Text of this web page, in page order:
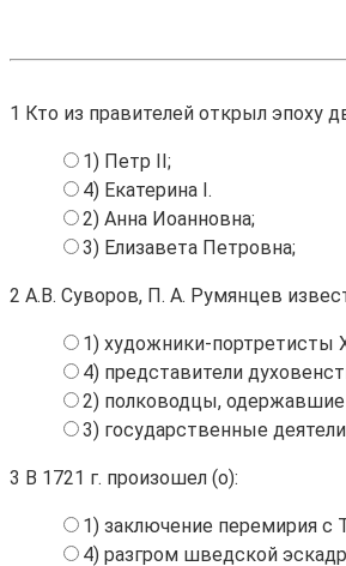
1 Кто из правителей открыл эпоху
1) Петр II;
4) Екатерина I.
2) Анна Иоанновна;
3) Елизавета Петровна;
2 А.В. Суворов, П. А. Румянцев
1) художники-портретисты
4) представители
2) полководцы,
3) государственные
3 В 1721 г. произошел (о):
1) заключение перемирия с
4) разгром шведской